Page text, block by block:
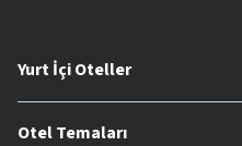
Yurt İçi Oteller
Otel Temaları